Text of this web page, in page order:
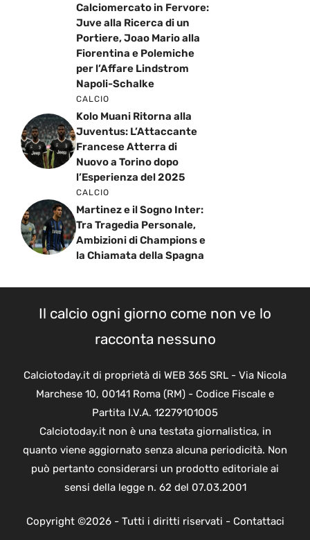
Calciomercato in Fervore:
Juve alla Ricerca di un
Portiere, Joao Mario alla
Fiorentina e Polemiche
per l’Affare Lindstrom
Napoli-Schalke
CALCIO
Kolo Muani Ritorna alla
Juventus: L’Attaccante
Francese Atterra di
Nuovo a Torino dopo
l’Esperienza del 2025
CALCIO
Martinez e il Sogno Inter:
Tra Tragedia Personale,
Ambizioni di Champions e
la Chiamata della Spagna
Il calcio ogni giorno come non ve lo
racconta nessuno
Calciotoday.it di proprietà di WEB 365 SRL - Via Nicola
Marchese 10, 00141 Roma (RM) - Codice Fiscale e
Partita I.V.A. 12279101005
Calciotoday.it non è una testata giornalistica, in
quanto viene aggiornato senza alcuna periodicità. Non
può pertanto considerarsi un prodotto editoriale ai
sensi della legge n. 62 del 07.03.2001
Copyright ©2026 - Tutti i diritti riservati - Contattaci